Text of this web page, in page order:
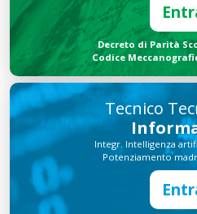
Decreto di Parità
Codice
Tecnico
Integr. Intelligenza
Potenziamento